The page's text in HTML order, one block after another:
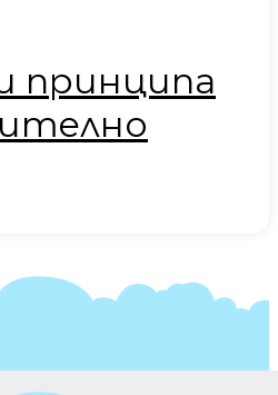
принципа